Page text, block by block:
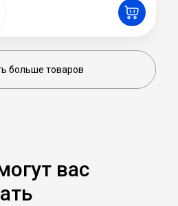
больше товаров
вас